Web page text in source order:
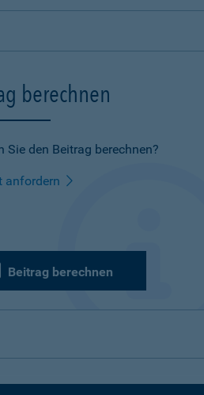
berechnen
Sie den Beitrag berechnen?
anfordern
Beitrag berechnen